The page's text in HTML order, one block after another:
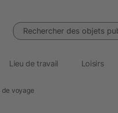
Rechercher des objets publicitaires
Lieu de travail Loisirs
de voyage